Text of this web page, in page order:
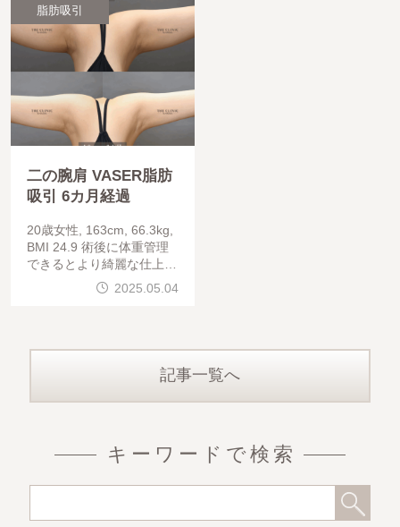
脂肪吸引
二の腕肩 VASER脂肪
吸引 6カ月経過
20歳女性, 163cm, 66.3kg,
BMI 24.9 術後に体重管理
できるとより綺麗な仕上が
りになります。ベイザー脂
肪吸引により、肩の張り出
2025.05.04
記事一覧へ
キーワードで検索